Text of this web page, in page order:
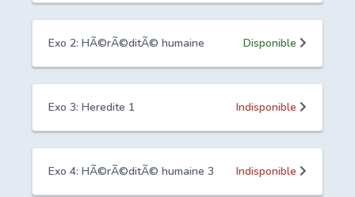
Exo 2: HÃ©rÃ©ditÃ© humaine Disponible
Exo 3: Heredite 1 Indisponible
Exo 4: HÃ©rÃ©ditÃ© humaine 3 Indisponible